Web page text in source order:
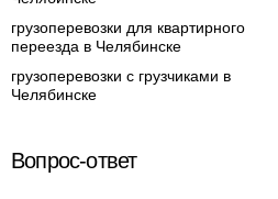
грузоперевозки для квартирного
переезда в Челябинске
грузоперевозки с грузчиками в
Челябинске
Вопрос-ответ